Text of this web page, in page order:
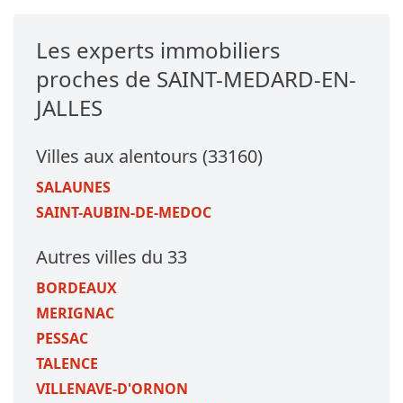
Les experts immobiliers
proches de SAINT-MEDARD-EN-
JALLES
Villes aux alentours (33160)
SALAUNES
SAINT-AUBIN-DE-MEDOC
Autres villes du 33
BORDEAUX
MERIGNAC
PESSAC
TALENCE
VILLENAVE-D'ORNON